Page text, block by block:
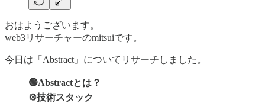
おはようございます。
web3リサーチャーのmitsuiです。
今日は「Abstract」についてリサーチしました。
🟢Abstractとは？
⚙️技術スタック